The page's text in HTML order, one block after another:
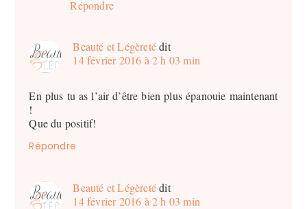
Répondre
Beauté et Légèreté dit
14 février 2016 à 2 h 03 min
En plus tu as l’air d’être bien plus épanouie maintenant
!
Que du positif!
Répondre
Beauté et Légèreté dit
14 février 2016 à 2 h 03 min